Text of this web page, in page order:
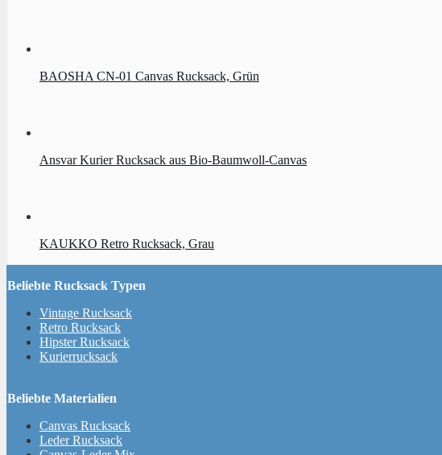
BAOSHA CN-01 Canvas Rucksack, Grün
Ansvar Kurier Rucksack aus Bio-Baumwoll-Canvas
KAUKKO Retro Rucksack, Grau
Beliebte Rucksack Typen
Vintage Rucksack
Retro Rucksack
Hipster Rucksack
Kurierrucksack
Beliebte Materialien
Canvas Rucksack
Leder Rucksack